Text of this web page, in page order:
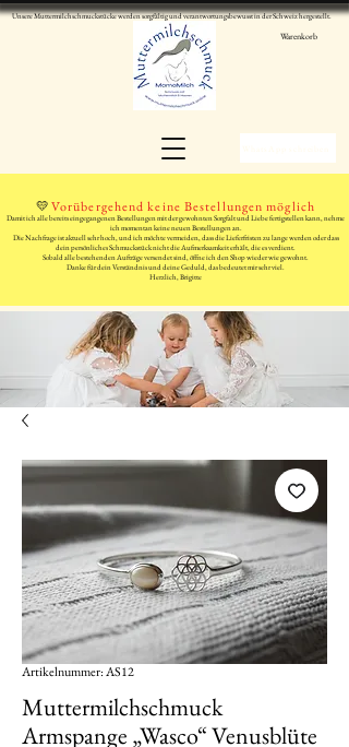
Unsere Muttermilchschmuckstücke werden sorgfältig und verantwortungsbewusst in der Schweiz hergestellt.
Warenkorb
💛Vorübergehend keine Bestellungen möglich
Damit ich alle bereits eingegangenen Bestellungen mit der gewohnten Sorgfalt und Liebe fertigstellen kann, nehme
ich momentan keine neuen Bestellungen an.
Die Nachfrage ist aktuell sehr hoch, und ich möchte vermeiden, dass die Lieferfristen zu lange werden oder dass
dein persönliches Schmuckstück nicht die Aufmerksamkeit erhält, die es verdient.
Sobald alle bestehenden Aufträge versendet sind, öffne ich den Shop wieder wie gewohnt.
Danke für dein Verständnis und deine Geduld, das bedeutet mir sehr viel.
Herzlich, Brigitte
Artikelnummer: AS12
Muttermilchschmuck
Armspange „Wasco“ Venusblüte